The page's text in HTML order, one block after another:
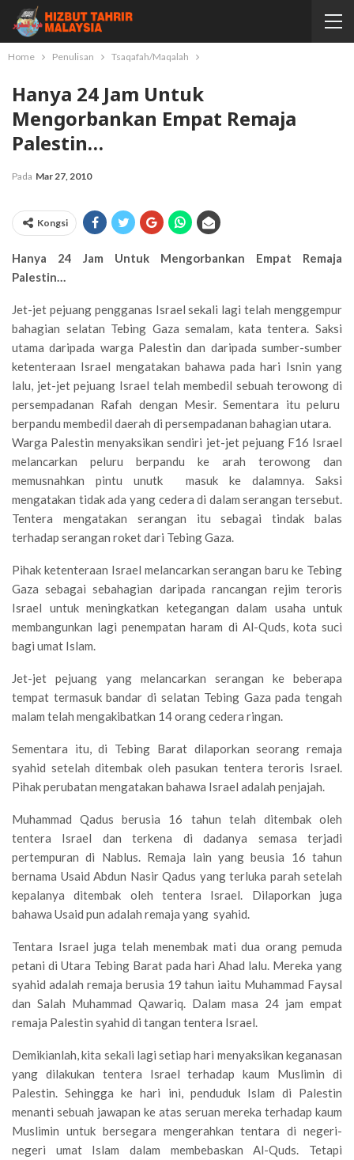
Home Penulisan Tsaqafah/Maqalah
Hanya 24 Jam Untuk
Mengorbankan Empat Remaja
Palestin…
Pada Mar 27, 2010
Kongsi
Hanya 24 Jam Untuk Mengorbankan Empat Remaja
Palestin…
Jet-jet pejuang pengganas Israel sekali lagi telah menggempur
bahagian selatan Tebing Gaza semalam, kata tentera. Saksi
utama daripada warga Palestin dan daripada sumber-sumber
ketenteraan Israel mengatakan bahawa pada hari Isnin yang
lalu, jet-jet pejuang Israel telah membedil sebuah terowong di
persempadanan Rafah dengan Mesir. Sementara itu peluru
berpandu membedil daerah di persempadanan bahagian utara.
Warga Palestin menyaksikan sendiri jet-jet pejuang F16 Israel
melancarkan peluru berpandu ke arah terowong dan
memusnahkan pintu unutk masuk ke dalamnya. Saksi
mengatakan tidak ada yang cedera di dalam serangan tersebut.
Tentera mengatakan serangan itu sebagai tindak balas
terhadap serangan roket dari Tebing Gaza.
Pihak ketenteraan Israel melancarkan serangan baru ke Tebing
Gaza sebagai sebahagian daripada rancangan rejim teroris
Israel untuk meningkatkan ketegangan dalam usaha untuk
membangunkan lagi penempatan haram di Al-Quds, kota suci
bagi umat Islam.
Jet-jet pejuang yang melancarkan serangan ke beberapa
tempat termasuk bandar di selatan Tebing Gaza pada tengah
malam telah mengakibatkan 14 orang cedera ringan.
Sementara itu, di Tebing Barat dilaporkan seorang remaja
syahid setelah ditembak oleh pasukan tentera teroris Israel.
Pihak perubatan mengatakan bahawa Israel adalah penjajah.
Muhammad Qadus berusia 16 tahun telah ditembak oleh
tentera Israel dan terkena di dadanya semasa terjadi
pertempuran di Nablus. Remaja lain yang beusia 16 tahun
bernama Usaid Abdun Nasir Qadus yang terluka parah setelah
kepalanya ditembak oleh tentera Israel. Dilaporkan juga
bahawa Usaid pun adalah remaja yang syahid.
Tentara Israel juga telah menembak mati dua orang pemuda
petani di Utara Tebing Barat pada hari Ahad lalu. Mereka yang
syahid adalah remaja berusia 19 tahun iaitu Muhammad Faysal
dan Salah Muhammad Qawariq. Dalam masa 24 jam empat
remaja Palestin syahid di tangan tentera Israel.
Demikianlah, kita sekali lagi setiap hari menyaksikan keganasan
yang dilakukan tentera Israel terhadap kaum Muslimin di
Palestin. Sehingga ke hari ini, penduduk Islam di Palestin
menanti sebuah jawapan ke atas seruan mereka terhadap kaum
Muslimin untuk bersegara mengerahkan tentara di negeri-
negeri umat Islam dalam membebaskan Al-Quds. Tetapi